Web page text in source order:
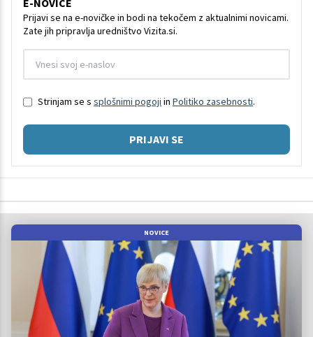
Prijavi se na e-novičke in bodi na tekočem z aktualnimi novicami.
Zate jih pripravlja uredništvo Vizita.si.
Strinjam se s splošnimi pogoji in Politiko zasebnosti.
PRIJAVI SE
NOVICE